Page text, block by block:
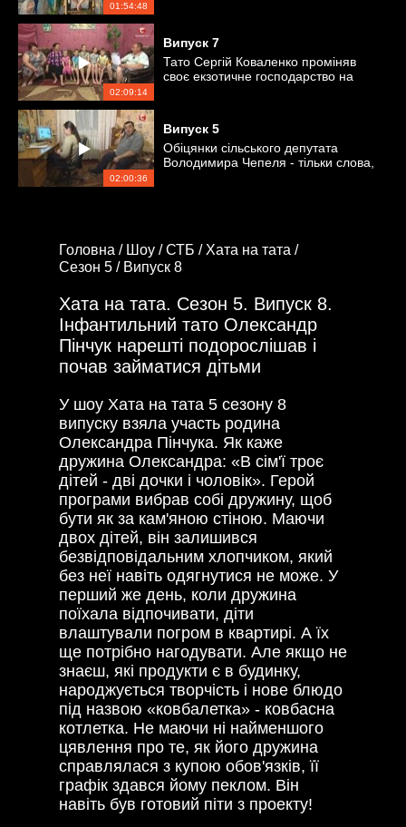
01:54:48
02:09:14
Випуск 7
Тато Сергій Коваленко проміняв
своє екзотичне господарство на
02:00:36
Випуск 5
Обіцянки сільського депутата
Володимира Чепеля - тільки слова,
Головна / Шоу /СТБ / Хата на тата /
Сезон 5 / Випуск 8
Хата на тата. Сезон 5. Випуск 8.
Інфантильний тато Олександр
Пінчук нарешті подорослішав і
почав займатися дітьми
У шоу Хата на тата 5 сезону 8
випуску взяла участь родина
Олександра Пінчука. Як каже
дружина Олександра: «В сім'ї троє
дітей - дві дочки і чоловік». Герой
програми вибрав собі дружину, щоб
бути як за кам'яною стіною. Маючи
двох дітей, він залишився
безвідповідальним хлопчиком, який
без неї навіть одягнутися не може. У
перший же день, коли дружина
поїхала відпочивати, діти
влаштували погром в квартирі. А їх
ще потрібно нагодувати. Але якщо не
знаєш, які продукти є в будинку,
народжується творчість і нове блюдо
під назвою «ковбалетка» - ковбасна
котлетка. Не маючи ні найменшого
цявлення про те, як його дружина
справлялася з купою обов'язків, її
графік здався йому пеклом. Він
навіть був готовий піти з проекту!